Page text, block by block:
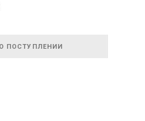
ПОСТУПЛЕНИИ